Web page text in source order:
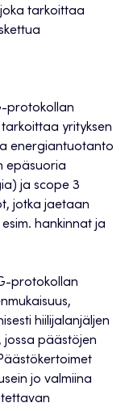
tarkoittaa
protokollan
yrityksen
energiantuotanto
epäsuoria
ja scope 3
jotka jaetaan
hankinnat ja
protokollan
hiilijalanjäljen
jossa päästöjen
jo valmiina